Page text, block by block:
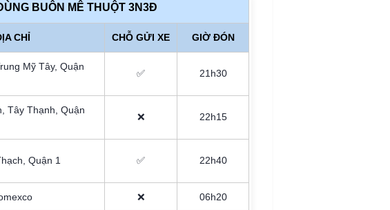
BUÔN MÊ THUỘT 3N3Đ
CHỈ CHỖ GỬI XE GIỜ ĐÓN
Mỹ Tây, Quận
✅ 21h30
Tây Thạnh, Quận
❌ 22h15
Quận 1 ✅ 22h40
❌ 06h20